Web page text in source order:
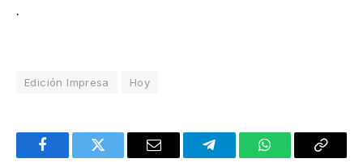
.
Edición Impresa Hoy
FacebookTwitter Email TelegramWhatsAppCopy